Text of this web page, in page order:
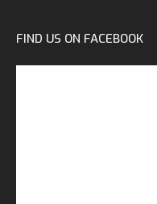
FIND US ON FACEBOOK